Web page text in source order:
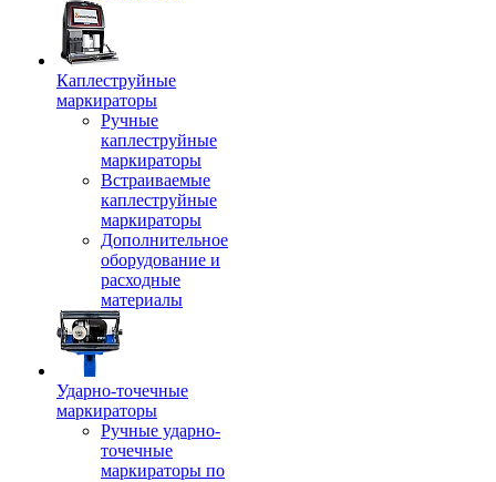
Каплеструйные
маркираторы
Ручные
каплеструйные
маркираторы
Встраиваемые
каплеструйные
маркираторы
Дополнительное
оборудование и
расходные
материалы
Ударно-точечные
маркираторы
Ручные ударно-
точечные
маркираторы по